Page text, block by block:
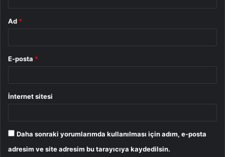
Ad *
E-posta *
İnternet sitesi
Daha sonraki yorumlarımda kullanılması için adım, e-posta
adresim ve site adresim bu tarayıcıya kaydedilsin.